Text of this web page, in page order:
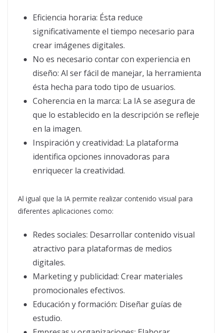
Eficiencia horaria: Ésta reduce
significativamente el tiempo necesario para
crear imágenes digitales.
No es necesario contar con experiencia en
diseño: Al ser fácil de manejar, la herramienta
ésta hecha para todo tipo de usuarios.
Coherencia en la marca: La IA se asegura de
que lo establecido en la descripción se refleje
en la imagen.
Inspiración y creatividad: La plataforma
identifica opciones innovadoras para
enriquecer la creatividad.
Al igual que la IA permite realizar contenido visual para
diferentes aplicaciones como:
Redes sociales: Desarrollar contenido visual
atractivo para plataformas de medios
digitales.
Marketing y publicidad: Crear materiales
promocionales efectivos.
Educación y formación: Diseñar guías de
estudio.